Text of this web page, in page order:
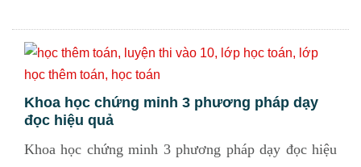
Khoa học chứng minh 3 phương pháp dạy
đọc hiệu quả
Khoa học chứng minh 3 phương pháp dạy đọc hiệu